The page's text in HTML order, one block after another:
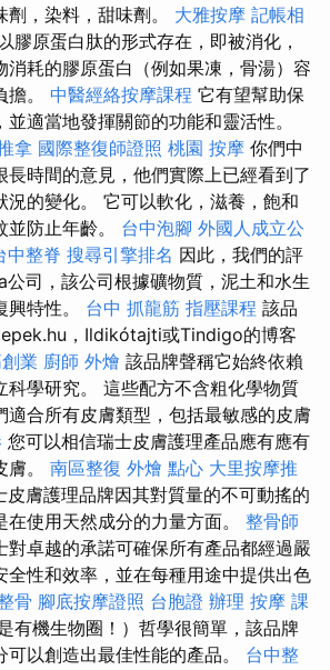
，染料，甜味劑。 大雅按摩 記帳相
膠原蛋白肽的形式存在，即被消化，
消耗的膠原蛋白（例如果凍，骨湯）容
擔。 中醫經絡按摩課程 它有望幫助保
適當地發揮關節的功能和靈活性。
拿 國際整復師證照 桃園 按摩 你們中
長時間的意見，他們實際上已經看到了
況的變化。 它可以軟化，滋養，飽和
防止年齡。 台中泡腳 外國人成立公
中整脊 搜尋引擎排名 因此，我們的評
司，該公司根據礦物質，泥土和水生
興特性。 台中 抓龍筋 指壓課程 該品
，Ildikótajti或Tindigo的博客
業 廚師 外燴 該品牌聲稱它始終依賴
科學研究。 這些配方不含粗化學物質
適合所有皮膚類型，包括最敏感的皮膚
您可以相信瑞士皮膚護理產品應有應有
膚。 南區整復 外燴 點心 大里按摩推
皮膚護理品牌因其對質量的不可動搖的
使用天然成分的力量方面。 整骨師
對卓越的承諾可確保所有產品都經過嚴
全性和效率，並在每種用途中提供出色
骨 腳底按摩證照 台胞證 辦理 按摩 課
有機生物圈！）哲學很簡單，該品牌
以創造出最佳性能的產品。 台中整